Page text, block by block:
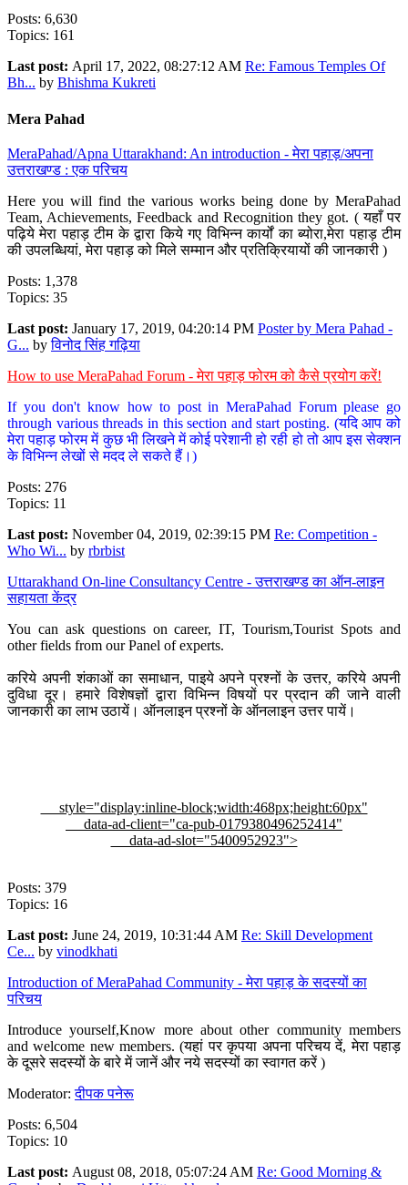
Posts: 6,630
Topics: 161
Last post: April 17, 2022, 08:27:12 AM Re: Famous Temples Of
Bh... by Bhishma Kukreti
Mera Pahad
MeraPahad/Apna Uttarakhand: An introduction - मेरा पहाड़/अपना
उत्तराखण्ड : एक परिचय
Here you will find the various works being done by MeraPahad
Team, Achievements, Feedback and Recognition they got. ( यहाँ पर
पढ़िये मेरा पहाड़ टीम के द्वारा किये गए विभिन्न कार्यों का ब्योरा,मेरा पहाड़ टीम
की उपलब्धियां, मेरा पहाड़ को मिले सम्मान और प्रतिक्रियायों की जानकारी )
Posts: 1,378
Topics: 35
Last post: January 17, 2019, 04:20:14 PM Poster by Mera Pahad -
G... byविनोद सिंह गढ़िया
How to use MeraPahad Forum - मेरा पहाड़ फोरम को कैसे प्रयोग करें!
If you don't know how to post in MeraPahad Forum please go
through various threads in this section and start posting. (यदि आप को
मेरा पहाड़ फोरम में कुछ भी लिखने में कोई परेशानी हो रही हो तो आप इस सेक्शन
के विभिन्न लेखों से मदद ले सकते हैं।)
Posts: 276
Topics: 11
Last post: November 04, 2019, 02:39:15 PM Re: Competition -
Who Wi... by rbrbist
Uttarakhand On-line Consultancy Centre - उत्तराखण्ड का ऑन-लाइन
सहायता केंद्र
You can ask questions on career, IT, Tourism,Tourist Spots and
other fields from our Panel of experts.
करिये अपनी शंकाओं का समाधान, पाइये अपने प्रश्नों के उत्तर, करिये अपनी
दुविधा दूर। हमारे विशेषज्ञों द्वारा विभिन्न विषयों पर प्रदान की जाने वाली
जानकारी का लाभ उठायें। ऑनलाइन प्रश्नों के ऑनलाइन उत्तर पायें।
style="display:inline-block;width:468px;height:60px"
data-ad-client="ca-pub-0179380496252414"
data-ad-slot="5400952923">
Posts: 379
Topics: 16
Last post: June 24, 2019, 10:31:44 AM Re: Skill Development
Ce... by vinodkhati
Introduction of MeraPahad Community - मेरा पहाड़ के सदस्यों का
परिचय
Introduce yourself,Know more about other community members
and welcome new members. (यहां पर कृपया अपना परिचय दें, मेरा पहाड़
के दूसरे सदस्यों के बारे में जानें और नये सदस्यों का स्वागत करें )
Moderator:दीपक पनेरू
Posts: 6,504
Topics: 10
Last post: August 08, 2018, 05:07:24 AM Re: Good Morning &